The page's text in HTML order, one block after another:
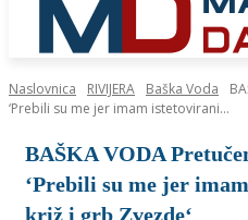
Naslovnica RIVIJERA Baška Voda
‘Prebili su me jer imam istetovirani...
BAŠKA VODA
‘Prebili su me jer
križ i grb Zvezde‘